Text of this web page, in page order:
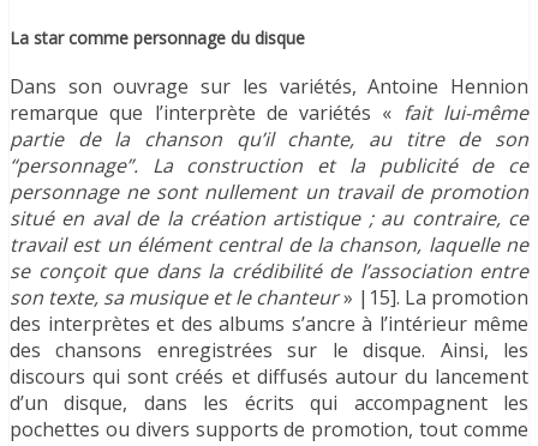
La star comme personnage du disque
Dans son ouvrage sur les variétés, Antoine Hennion
remarque que l’interprète de variétés « fait lui-même
partie de la chanson qu’il chante, au titre de son
“personnage”. La construction et la publicité de ce
personnage ne sont nullement un travail de promotion
situé en aval de la création artistique ; au contraire, ce
travail est un élément central de la chanson, laquelle ne
se conçoit que dans la crédibilité de l’association entre
son texte, sa musique et le chanteur» |15]. La promotion
des interprètes et des albums s’ancre à l’intérieur même
des chansons enregistrées sur le disque. Ainsi, les
discours qui sont créés et diffusés autour du lancement
d’un disque, dans les écrits qui accompagnent les
pochettes ou divers supports de promotion, tout comme